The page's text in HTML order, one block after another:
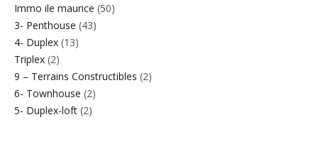
Immo ile maurice (50)
3- Penthouse (43)
4- Duplex (13)
Triplex (2)
9 – Terrains Constructibles (2)
6- Townhouse (2)
5- Duplex-loft (2)